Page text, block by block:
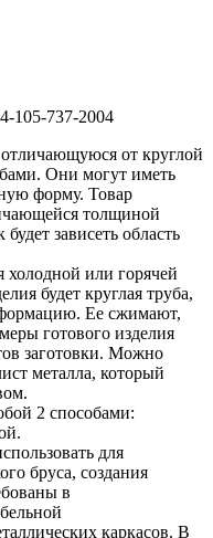
105-737-2004
от круглой
Они могут иметь
форму. Товар
толщиной
зависеть область
или горячей
будет круглая труба,
Ее сжимают,
готового изделия
заготовки. Можно
металла, который
2 способами:
для
бруса, создания
в
каркасов. В